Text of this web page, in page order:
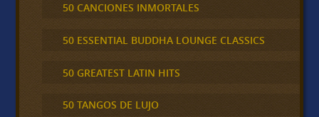
50 CANCIONES INMORTALES
50 ESSENTIAL BUDDHA LOUNGE CLASSICS
50 GREATEST LATIN HITS
50 TANGOS DE LUJO